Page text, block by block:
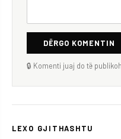
DËRGO KOMENTIN
🔒 Komenti juaj do të
LEXO GJITHASHTU